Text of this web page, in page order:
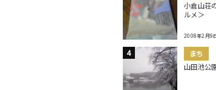
小倉山荘
ルメ＞
2008年2月9
まち
山田池公